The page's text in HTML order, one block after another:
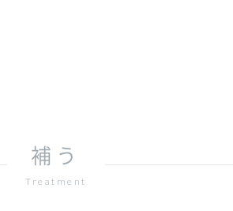
補う
Treatment